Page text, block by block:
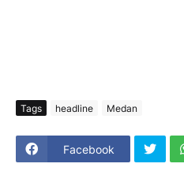
Tags headline Medan
Facebook